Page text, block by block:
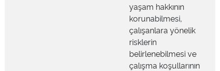
yaşam hakkının
korunabilmesi,
çalışanlara yönelik
risklerin
belirlenebilmesi ve
çalışma koşullarının